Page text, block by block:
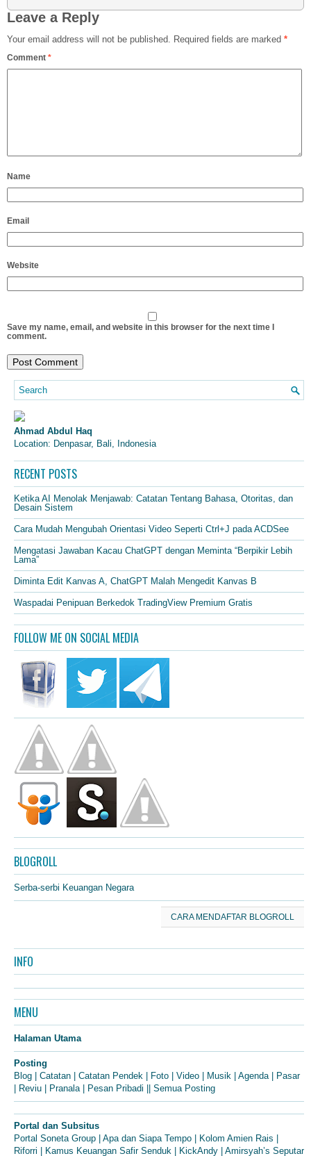
Leave a Reply
Your email address will not be published. Required fields are marked *
Comment *
Name
Email
Website
Save my name, email, and website in this browser for the next time I
comment.
Ahmad Abdul Haq
Location: Denpasar, Bali, Indonesia
RECENT POSTS
Ketika AI Menolak Menjawab: Catatan Tentang Bahasa, Otoritas, dan
Desain Sistem
Cara Mudah Mengubah Orientasi Video Seperti Ctrl+J pada ACDSee
Mengatasi Jawaban Kacau ChatGPT dengan Meminta “Berpikir Lebih
Lama”
Diminta Edit Kanvas A, ChatGPT Malah Mengedit Kanvas B
Waspadai Penipuan Berkedok TradingView Premium Gratis
FOLLOW ME ON SOCIAL MEDIA
BLOGROLL
Serba-serbi Keuangan Negara
CARA MENDAFTAR BLOGROLL
INFO
MENU
Halaman Utama
Posting
Blog
Catatan Catatan Pendek Foto Video Musik Agenda|
Pasar
Reviu Pranala| Pesan Pribadi Semua Posting
Portal dan Subsitus
Portal Soneta Group
Apa dan Siapa Tempo Kolom Amien Rais
Riforri
Kamus Keuangan Safir Senduk KickAndy Amirsyah’s Seputar